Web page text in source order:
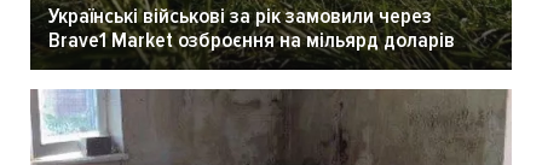
Українські військові за рік замовили через
Brave1 Market озброєння на мільярд доларів